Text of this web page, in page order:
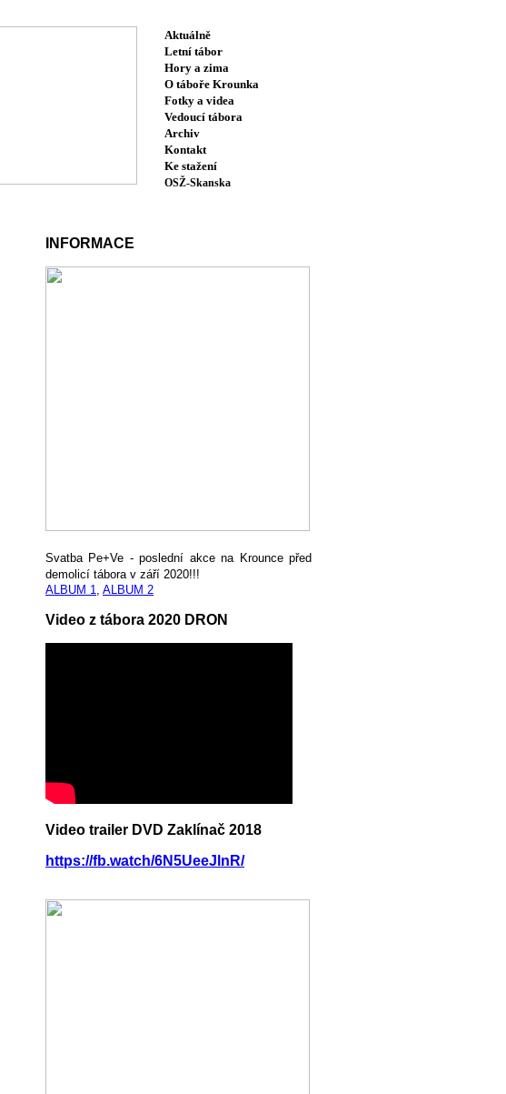
Aktuálně
Letní tábor
Hory a zima
O táboře Krounka
Fotky a videa
Vedoucí tábora
Archiv
Kontakt
Ke stažení
OSŽ-Skanska
INFORMACE
Svatba Pe+Ve - poslední akce na Krounce před
demolicí tábora v září 2020!!!
ALBUM 1, ALBUM 2
Video z tábora 2020 DRON
Video trailer DVD Zaklínač 2018
https://fb.watch/6N5UeeJlnR/